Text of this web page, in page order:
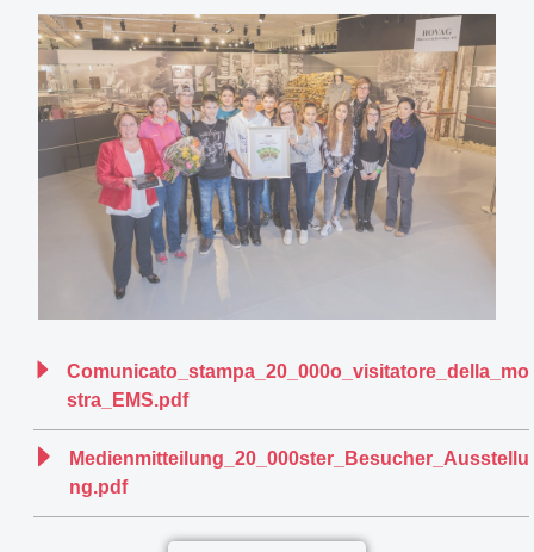
Comunicato_stampa_20_000o_visitatore_della_mo
stra_EMS.pdf
Medienmitteilung_20_000ster_Besucher_Ausstellu
ng.pdf